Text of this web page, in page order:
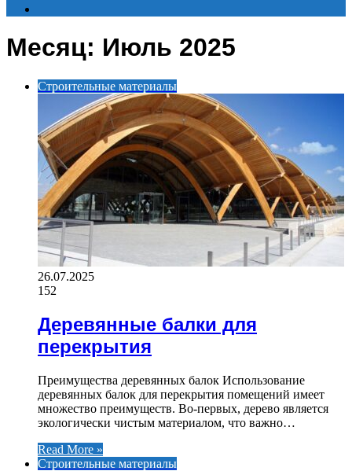
Месяц: Июль 2025
Строительные материалы
26.07.2025
152
Деревянные балки для
перекрытия
Преимущества деревянных балок Использование
деревянных балок для перекрытия помещений имеет
множество преимуществ. Во-первых, дерево является
экологически чистым материалом, что важно…
Read More »
Строительные материалы